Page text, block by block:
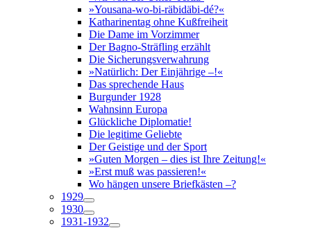
»Yousana-wo-bi-räbidäbi-dé?«
Katharinentag ohne Kußfreiheit
Die Dame im Vorzimmer
Der Bagno-Sträfling erzählt
Die Sicherungsverwahrung
»Natürlich: Der Einjährige –!«
Das sprechende Haus
Burgunder 1928
Wahnsinn Europa
Glückliche Diplomatie!
Die legitime Geliebte
Der Geistige und der Sport
»Guten Morgen – dies ist Ihre Zeitung!«
»Erst muß was passieren!«
Wo hängen unsere Briefkästen –?
1929
1930
1931-1932